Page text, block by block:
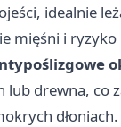
idealnie
mięśni i
lub drewna, co
dłoniach.